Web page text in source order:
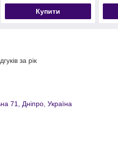
Купити
за рік
71, Дніпро, Україна